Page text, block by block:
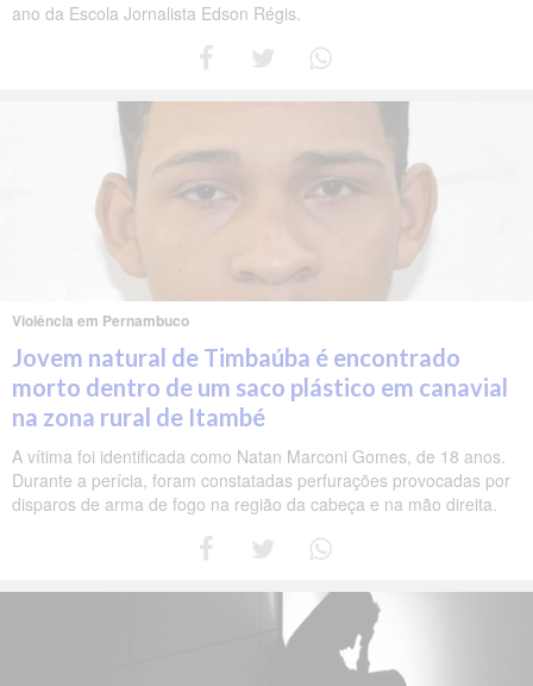
ano da Escola Jornalista Edson Régis.
Violência em Pernambuco
Jovem natural de Timbaúba é encontrado
morto dentro de um saco plástico em canavial
na zona rural de Itambé
A vítima foi identificada como Natan Marconi Gomes, de 18 anos.
Durante a perícia, foram constatadas perfurações provocadas por
disparos de arma de fogo na região da cabeça e na mão direita.